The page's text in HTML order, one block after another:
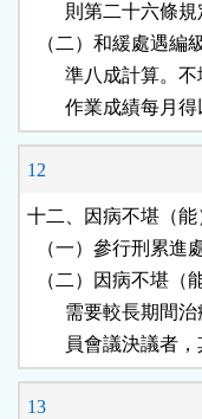
則第二十六條
（二）和緩處遇編
準八成計算
作業成績每月
12
十二、因病不堪（能
（一）參行刑累進
（二）因病不堪（
需要較長期
員會議決議
13